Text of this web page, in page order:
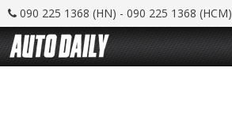
090 225 1368 (HN) - 090 225 1368 (HCM)